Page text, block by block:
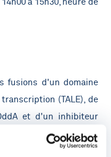
fusions d'un domaine
(TALE), de
et d'un inhibiteur
C-to-T de TALEB
une cytosine